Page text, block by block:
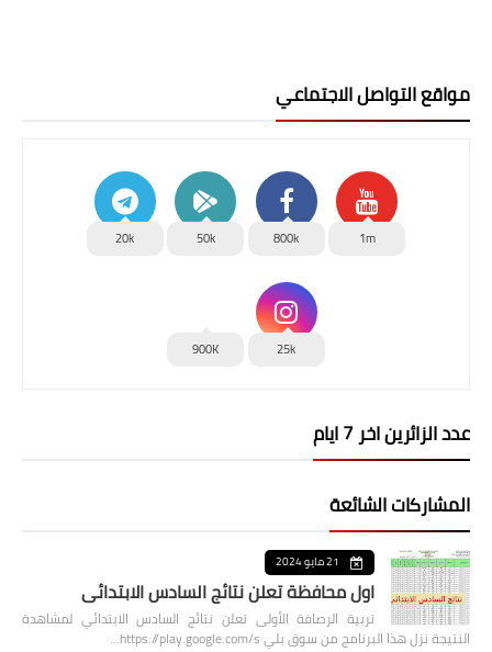
مواقع التواصل الاجتماعي
1m
800k
50k
20k
25k
900K
عدد الزائرين اخر 7 ايام
المشاركات الشائعة
21 مايو 2024
اول محافظة تعلن نتائج السادس الابتدائي
تربية الرصافة الأولى تعلن نتائج السادس الابتدائي لمشاهدة
النتيجة نزل هذا البرنامج من سوق بلي https://play.google.com/s…